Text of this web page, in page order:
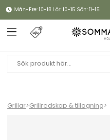
Mån-Fre: 10-18 Lör: 10-15 Sön: 11-15
Grillar>Grillredskap & tillagning>